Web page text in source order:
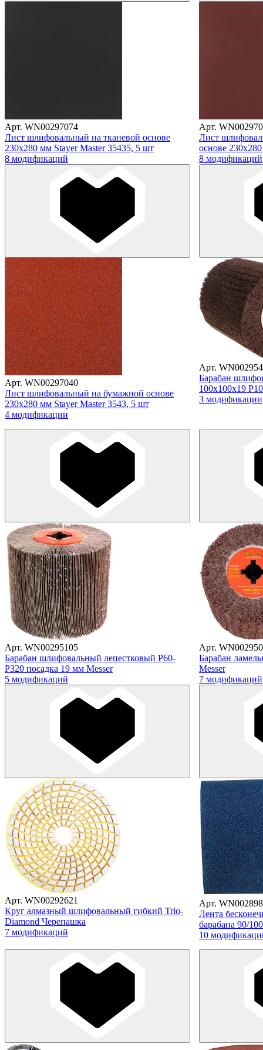
Арт. WN00297074
Лист шлифовальный на тканевой основе
230х280 мм Stayer Master 35435, 5 шт
8 модификаций
Арт.
Лист
основе
8 модификаций
Арт. WN00297040
Лист шлифовальный на бумажной основе
230х280 мм Stayer Master 3543, 5 шт
4 модификации
Арт.
Барабан
100х100х19
3 модификации
Арт. WN00295105
Барабан шлифовальный лепестковый Р60-
Р320 посадка 19 мм Messer
5 модификаций
Арт.
Барабан
Messer
7 модификаций
Арт. WN00292621
Круг алмазный шлифовальный гибкий Trio-
Diamond Черепашка
7 модификаций
Арт.
Лента
барабана 90/
10